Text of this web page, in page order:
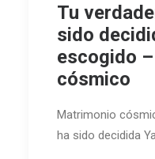
Tu
sido
escogido
cósmico
Matrimonio
ha sido decidida